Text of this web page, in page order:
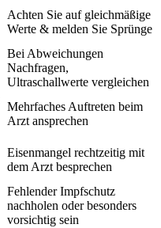
Achten Sie auf gleichmäßige
Werte & melden Sie Sprünge
Bei Abweichungen
Nachfragen,
Ultraschallwerte vergleichen
Mehrfaches Auftreten beim
Arzt ansprechen
Eisenmangel rechtzeitig mit
dem Arzt besprechen
Fehlender Impfschutz
nachholen oder besonders
vorsichtig sein